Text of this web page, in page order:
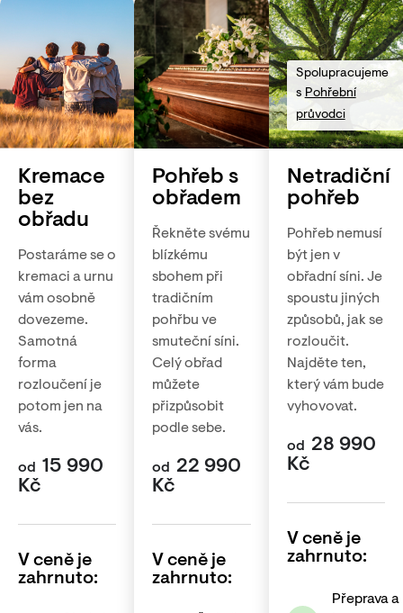
Kremace
bez
obřadu
Postaráme se o
kremaci a urnu
vám osobně
dovezeme.
Samotná
forma
rozloučení je
potom jen na
vás.
od
15 990
Kč
V ceně je
zahrnuto:
Pohřeb s
obřadem
Řekněte svému
blízkému
sbohem při
tradičním
pohřbu ve
smuteční síni.
Celý obřad
můžete
přizpůsobit
podle sebe.
od
22 990
Kč
V ceně je
zahrnuto:
Spolupracujeme
s Pohřební
průvodci
Netradiční
pohřeb
Pohřeb nemusí
být jen v
obřadní síni. Je
spoustu jiných
způsobů, jak se
rozloučit.
Najděte ten,
který vám bude
vyhovovat.
od
28 990
Kč
V ceně je
zahrnuto:
Přeprava a